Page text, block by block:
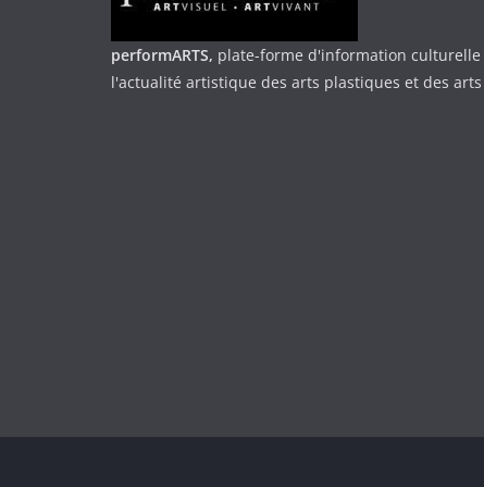
performARTS, plate-forme d'information culturelle
l'actualité artistique des arts plastiques et des arts